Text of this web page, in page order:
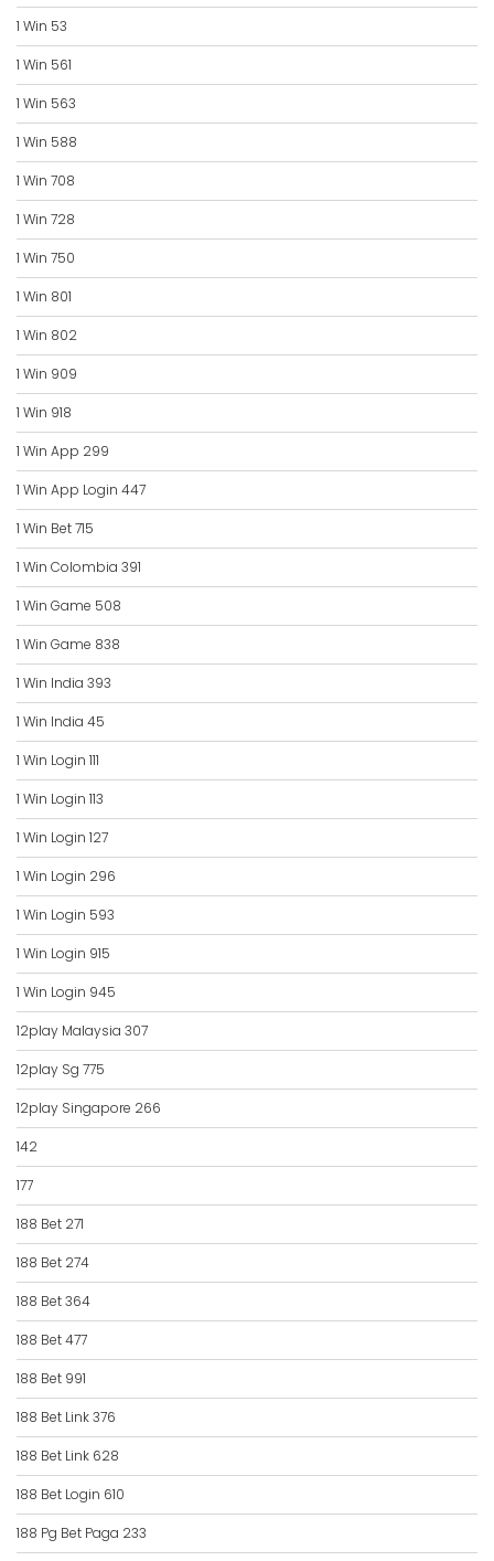
1 Win 53
1 Win 561
1 Win 563
1 Win 588
1 Win 708
1 Win 728
1 Win 750
1 Win 801
1 Win 802
1 Win 909
1 Win 918
1 Win App 299
1 Win App Login 447
1 Win Bet 715
1 Win Colombia 391
1 Win Game 508
1 Win Game 838
1 Win India 393
1 Win India 45
1 Win Login 111
1 Win Login 113
1 Win Login 127
1 Win Login 296
1 Win Login 593
1 Win Login 915
1 Win Login 945
12play Malaysia 307
12play Sg 775
12play Singapore 266
142
177
188 Bet 271
188 Bet 274
188 Bet 364
188 Bet 477
188 Bet 991
188 Bet Link 376
188 Bet Link 628
188 Bet Login 610
188 Pg Bet Paga 233